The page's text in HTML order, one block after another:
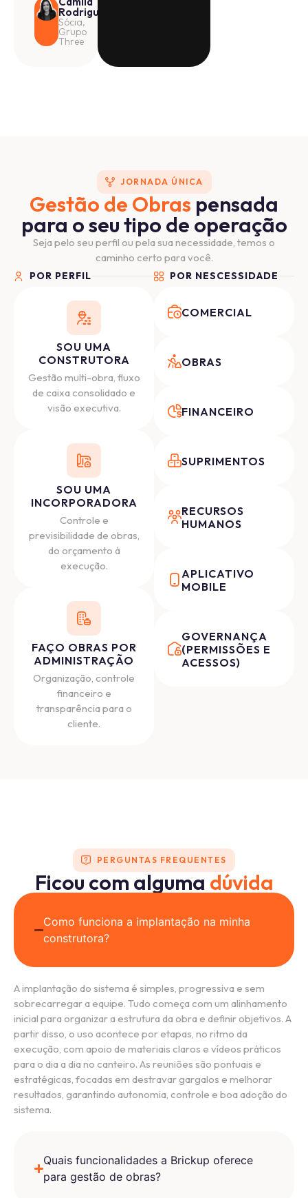
Rodrigues
Sócia,
Grupo
Three
JORNADA ÚNICA
Gestão de Obras pensada
para o seu tipo de operação
Seja pelo seu perfil ou pela sua necessidade, temos o
caminho certo para você.
POR PERFIL
SOU UMA
CONSTRUTORA
Gestão multi-obra, fluxo
de caixa consolidado e
visão executiva.
SOU UMA
INCORPORADORA
Controle e
previsibilidade de obras,
do orçamento à
execução.
FAÇO OBRAS POR
ADMINISTRAÇÃO
Organização, controle
financeiro e
transparência para o
cliente.
POR NESCESSIDADE
COMERCIAL
OBRAS
FINANCEIRO
SUPRIMENTOS
RECURSOS
HUMANOS
APLICATIVO
MOBILE
GOVERNANÇA
(PERMISSÕES E
ACESSOS)
PERGUNTAS FREQUENTES
Ficou com alguma dúvida
Como funciona a implantação na minha
construtora?
A implantação do sistema é simples, progressiva e sem
sobrecarregar a equipe. Tudo começa com um alinhamento
inicial para organizar a estrutura da obra e definir objetivos. A
partir disso, o uso acontece por etapas, no ritmo da
execução, com apoio de materiais claros e vídeos práticos
para o dia a dia no canteiro. As reuniões são pontuais e
estratégicas, focadas em destravar gargalos e melhorar
resultados, garantindo autonomia, controle e boa adoção do
sistema.
Quais funcionalidades a Brickup oferece
para gestão de obras?